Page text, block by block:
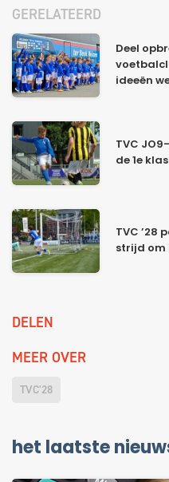
GERELATEERD
Deel
ideeën
TVC
de 1e
TVC ’28
strijd om
DELEN
MEER OVER
TVC'28
het laatste